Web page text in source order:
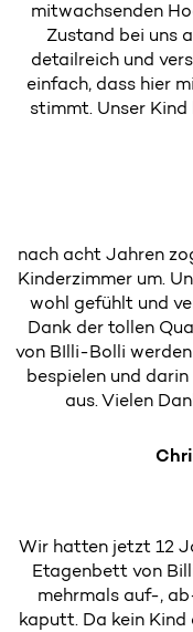
mitwachsenden
Zustand bei uns
detailreich und
einfach, dass hier
stimmt. Unser
nach acht Jahren
Kinderzimmer um.
wohl gefühlt und
Dank der tollen
von BIlli-Bolli
bespielen und
aus. Vielen
Wir hatten jetzt 12
Etagenbett von
mehrmals auf-,
kaputt. Da kein